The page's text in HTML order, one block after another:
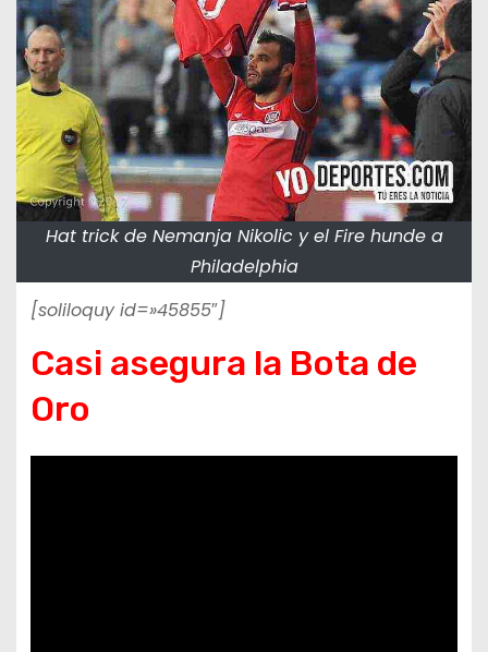
Hat trick de Nemanja Nikolic y el Fire hunde a
Philadelphia
[soliloquy id=»45855″]
Casi asegura la Bota de
Oro